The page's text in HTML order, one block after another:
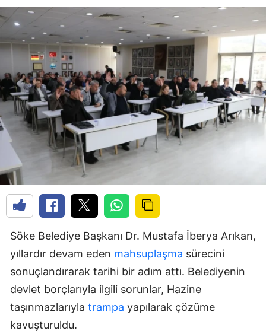
Söke Belediye Başkanı Dr. Mustafa İberya Arıkan,
yıllardır devam eden mahsuplaşma sürecini
sonuçlandırarak tarihi bir adım attı. Belediyenin
devlet borçlarıyla ilgili sorunlar, Hazine
taşınmazlarıyla trampa yapılarak çözüme
kavuşturuldu.